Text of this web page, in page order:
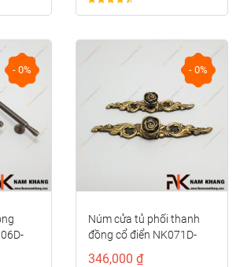
- 0% - 0%
Núm cửa tủ phối thanh
đồng cổ điển NK071D-
346,000 ₫